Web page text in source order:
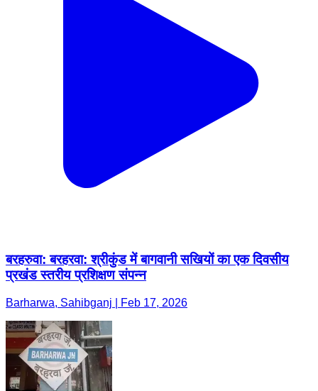
बरहरुवा: बरहरवा: श्रीकुंड में बागवानी सखियों का एक दिवसीय
प्रखंड स्तरीय प्रशिक्षण संपन्न
Barharwa, Sahibganj | Feb 17, 2026